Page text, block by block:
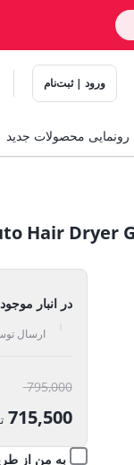
ورود | ثبت‌نام
رونمایی محصولات جدید
در انبار
ارسال
795,000قیمت
اصلی:
بود.
715,500
قیمت
به من از